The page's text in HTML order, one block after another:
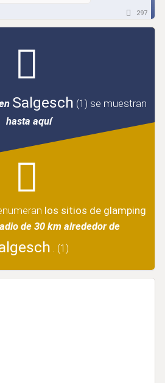
297
Salgesch (1) se muestran
hasta aquí
los sitios de glamping
de 30 km alrededor de
. (1)